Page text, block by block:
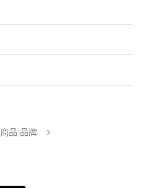
商品 品牌